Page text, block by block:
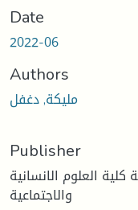
Date
2022-06
Authors
مليكة, دغفل
Publisher
العلوم الانسانية
والاجتماعية